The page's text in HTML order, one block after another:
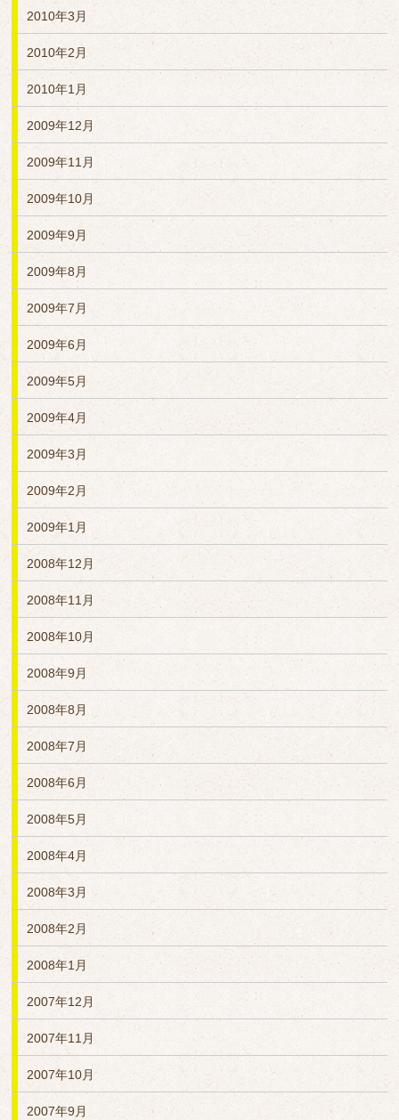
2010年3月
2010年2月
2010年1月
2009年12月
2009年11月
2009年10月
2009年9月
2009年8月
2009年7月
2009年6月
2009年5月
2009年4月
2009年3月
2009年2月
2009年1月
2008年12月
2008年11月
2008年10月
2008年9月
2008年8月
2008年7月
2008年6月
2008年5月
2008年4月
2008年3月
2008年2月
2008年1月
2007年12月
2007年11月
2007年10月
2007年9月